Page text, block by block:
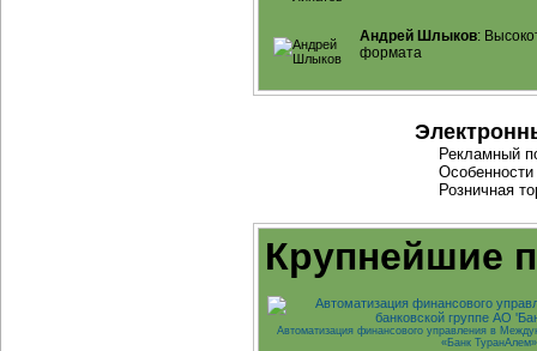
Андрей Шлыков:
формата
Рекламный
Особенности
Розничная
Крупнейшие
Автоматизация финансового управления в
«Банк ТуранАлем»